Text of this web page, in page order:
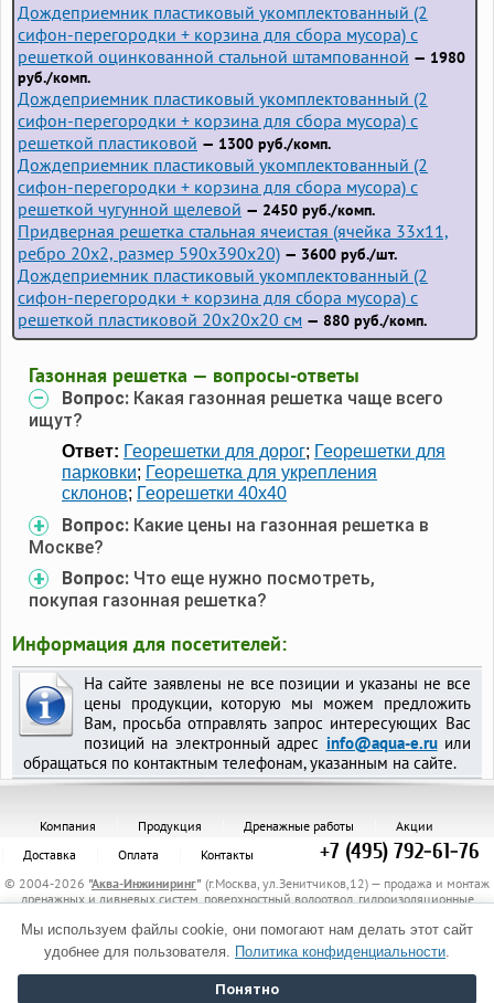
Дождеприемник пластиковый укомплектованный (2
сифон-перегородки + корзина для сбора мусора) с
решеткой оцинкованной стальной штампованной — 1980
руб./комп.
Дождеприемник пластиковый укомплектованный (2
сифон-перегородки + корзина для сбора мусора) с
решеткой пластиковой — 1300 руб./комп.
Дождеприемник пластиковый укомплектованный (2
сифон-перегородки + корзина для сбора мусора) с
решеткой чугунной щелевой — 2450 руб./комп.
Придверная решетка стальная ячеистая (ячейка 33x11,
ребро 20x2, размер 590x390x20) — 3600 руб./шт.
Дождеприемник пластиковый укомплектованный (2
сифон-перегородки + корзина для сбора мусора) с
решеткой пластиковой 20х20х20 см — 880 руб./комп.
Газонная решетка — вопросы-ответы
Вопрос: Какая газонная решетка чаще всего
ищут?
Ответ: Георешетки для дорог; Георешетки для
парковки; Георешетка для укрепления
склонов; Георешетки 40х40
Вопрос: Какие цены на газонная решетка в
Москве?
Вопрос: Что еще нужно посмотреть,
покупая газонная решетка?
Информация для посетителей:
На сайте заявлены не все позиции и указаны не все
цены продукции, которую мы можем предложить
Вам, просьба отправлять запрос интересующих Вас
позиций на электронный адрес info@aqua-e.ruили
обращаться по контактным телефонам, указанным на сайте.
Компания Продукция Дренажные работы
Акции
Доставка
Оплата Контакты +7 (495) 792-61-76
© 2004-2026 "Аква-Инжиниринг" (г.Москва, ул.Зенитчиков,12) — продажа и монтаж
дренажных и ливневых систем, поверхностный водоотвод, гидроизоляционные
для укрепления грунта, электрообогрев трубопроводов.
Политика обработки персональных данных
Мы используем файлы cookie, они помогают нам делать этот сайт
удобнее для пользователя. Политика конфиденциальности.
Понятно